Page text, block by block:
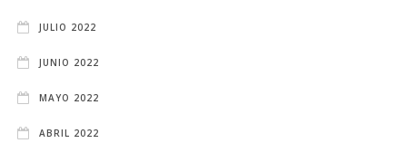
JULIO 2022
JUNIO 2022
MAYO 2022
ABRIL 2022